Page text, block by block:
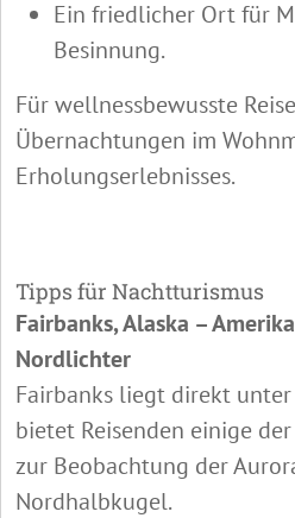
Ein friedlicher Ort für
Besinnung.
Für wellnessbewusste
Übernachtungen im
Erholungserlebnisses.
Tipps für Nachtturismus
Fairbanks, Alaska –
Nordlichter
Fairbanks liegt direkt
bietet Reisenden einige
zur Beobachtung der
Nordhalbkugel.